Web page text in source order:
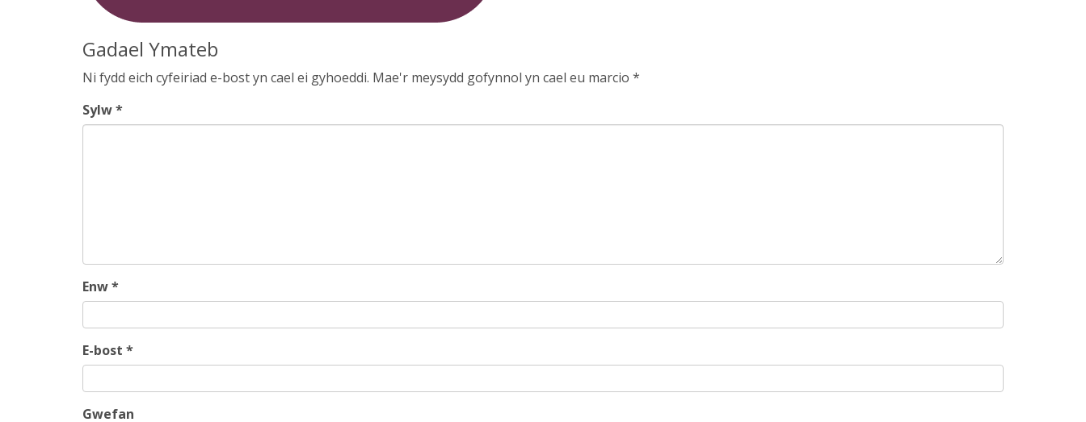
Gadael Ymateb
Ni fydd eich cyfeiriad e-bost yn cael ei gyhoeddi. Mae'r meysydd gofynnol yn cael eu marcio *
Sylw*
Enw*
E-bost *
Gwefan